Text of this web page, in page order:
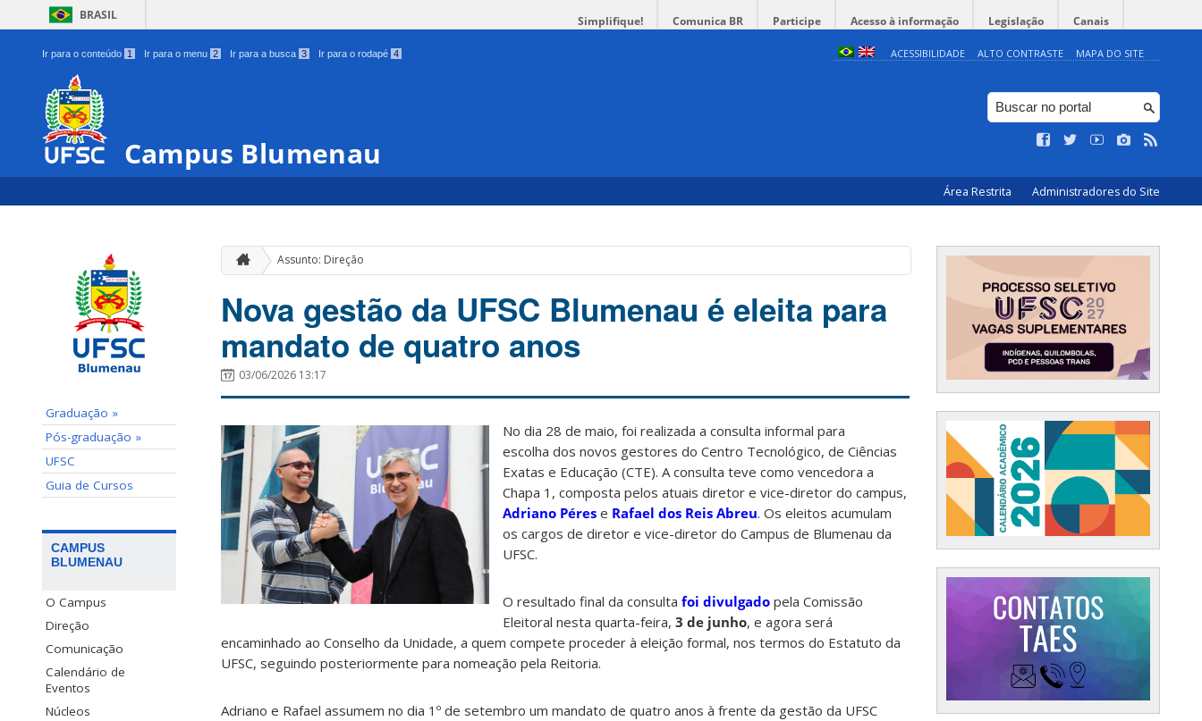
BRASIL Simplifique! Comunica BR Participe Acesso à informação Legislação Canais
Ir para o conteúdo 1 Ir para o menu 2 Ir para a busca 3 Ir para o rodapé 4 ACESSIBILIDADE ALTO CONTRASTE MAPA DO SITE
Campus Blumenau
Área Restrita Administradores do Site
Graduação »
Pós-graduação »
UFSC
Guia de Cursos
CAMPUS
BLUMENAU
O Campus
Direção
Comunicação
Calendário de
Eventos
Núcleos
Assunto: Direção
Nova gestão da UFSC Blumenau é eleita para
mandato de quatro anos
03/06/2026 13:17
No dia 28 de maio, foi realizada a consulta informal para
escolha dos novos gestores do Centro Tecnológico, de Ciências
Exatas e Educação (CTE). A consulta teve como vencedora a
Chapa 1, composta pelos atuais diretor e vice-diretor do campus,
Adriano Péres e Rafael dos Reis Abreu. Os eleitos acumulam
os cargos de diretor e vice-diretor do Campus de Blumenau da
UFSC.
O resultado final da consulta foi divulgado pela Comissão
Eleitoral nesta quarta-feira, 3 de junho, e agora será
encaminhado ao Conselho da Unidade, a quem compete proceder à eleição formal, nos termos do Estatuto da
UFSC, seguindo posteriormente para nomeação pela Reitoria.
Adriano e Rafael assumem no dia 1º de setembro um mandato de quatro anos à frente da gestão da UFSC